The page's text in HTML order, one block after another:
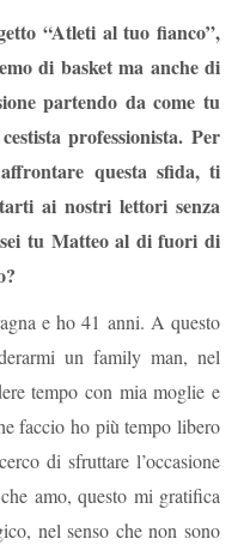
“Atleti al tuo fianco”,
di basket ma anche di
partendo da come tu
professionista. Per
questa sfida, ti
ai nostri lettori senza
tu Matteo al di fuori di
e ho 41 anni. A questo
un family man, nel
tempo con mia moglie e
faccio ho più tempo libero
di sfruttare l’occasione
amo, questo mi gratifica
nel senso che non sono